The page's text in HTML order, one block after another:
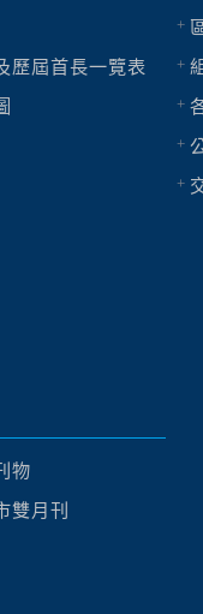
歷屆首長一覽表
物
雙月刊